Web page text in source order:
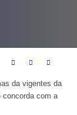
da vigentes da
concorda com a